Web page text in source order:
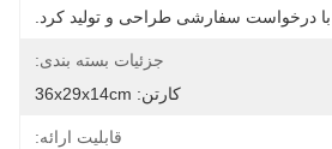
با درخواست سفارشی طراحی و تولید کرد.
جزئیات بسته بندی:
کارتن: 36x29x14cm
قابلیت ارائه: